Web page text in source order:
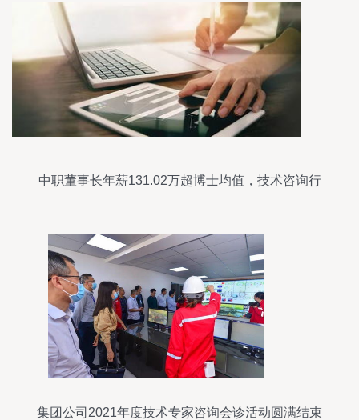
中职董事长年薪131.02万超博士均值，技术咨询行
集团公司2021年度技术专家咨询会诊活动圆满结束